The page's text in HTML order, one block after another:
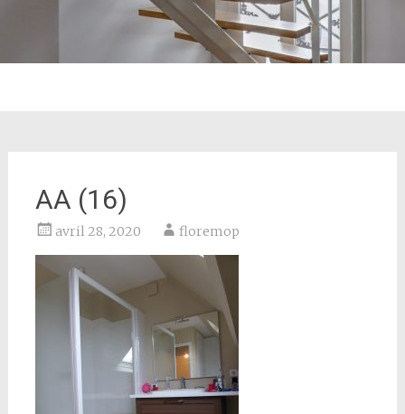
AA (16)
avril 28, 2020 floremop